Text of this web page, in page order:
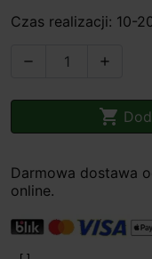
Czas realizacji: 10-
 

Darmowa dostawa
online.